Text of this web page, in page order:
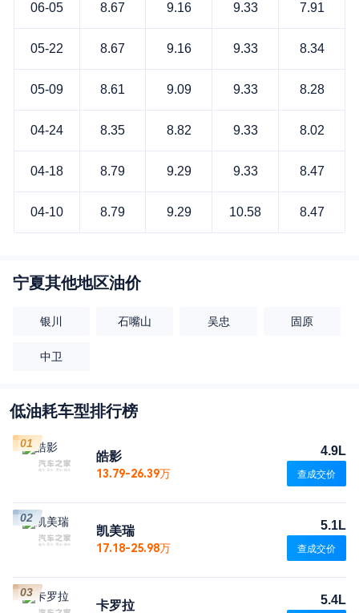
06-05 8.67 9.16 9.33 7.91
05-22 8.67 9.16 9.33 8.34
05-09 8.61 9.09 9.33 8.28
04-24 8.35 8.82 9.33 8.02
04-18 8.79 9.29 9.33 8.47
04-10 8.79 9.29 10.58 8.47
宁夏其他地区油价
银川 石嘴山 吴忠 固原
中卫
低油耗车型排行榜
皓影
13.79-26.39万
4.9L
查成交价
01
凯美瑞
17.18-25.98万
5.1L
查成交价
02
卡罗拉 5.4L
03